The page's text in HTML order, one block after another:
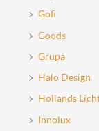
Gofi
Goods
Grupa
Halo Design
Hollands
Innolux